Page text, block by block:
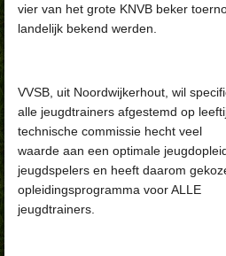
vier van het grote KNVB beker
landelijk bekend werden.
VVSB, uit Noordwijkerhout, wil
alle jeugdtrainers afgestemd op
technische commissie hecht veel
waarde aan een optimale
jeugdspelers en heeft daarom
opleidingsprogramma voor ALLE
jeugdtrainers.